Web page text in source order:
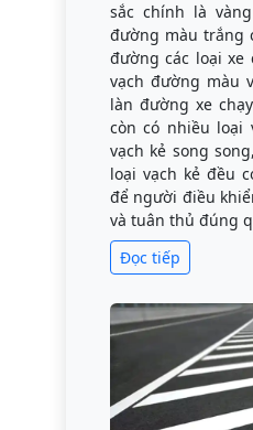
sắc chính là
đường màu trắng
đường các loại xe
vạch đường màu
làn đường xe
còn có nhiều loại
vạch kẻ song
loại vạch kẻ đều
để người điều
và tuân thủ đúng
Đọc tiếp